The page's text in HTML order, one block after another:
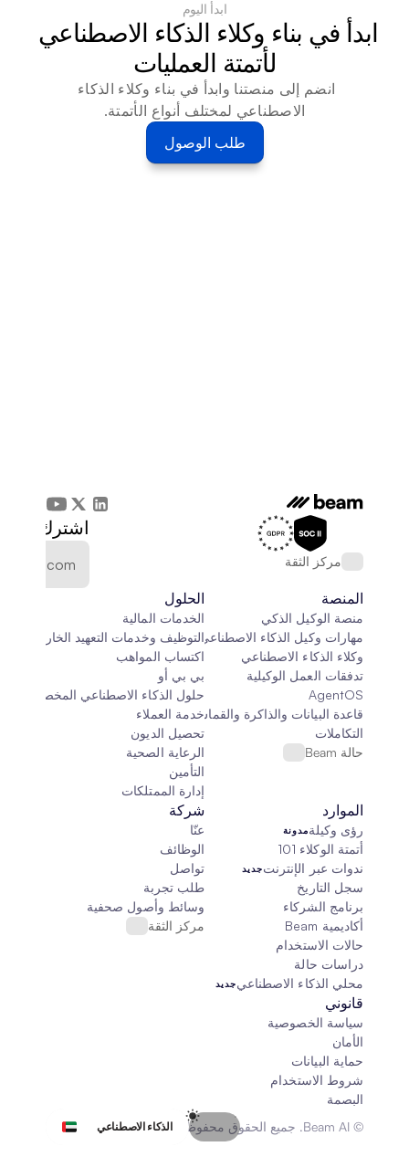
ابدأ اليوم
لأتمتة العمليات
الاصطناعي لمختلف أنواع الأتمتة.
طلب الوصول
مركز الثقة
اشترك في
المنصة
منصة الوكيل الذكي
مهارات وكيل الذكاء الاصطناعي
وكلاء الذكاء الاصطناعي
تدفقات العمل الوكيلية
AgentOS
قاعدة البيانات والذاكرة والقماش
التكاملات
حالة Beam
الحلول
الخدمات المالية
التوظيف وخدمات التعهيد الخارجي
اكتساب المواهب
بي بي أو
حلول الذكاء الاصطناعي المخصصة
خدمة العملاء
تحصيل الديون
الرعاية الصحية
التأمين
إدارة الممتلكات
الموارد
رؤى وكيلةمدونة
أتمتة الوكلاء 101
ندوات عبر الإنترنتجديد
سجل التاريخ
برنامج الشركاء
أكاديمية Beam
حالات الاستخدام
دراسات حالة
محلي الذكاء الاصطناعيجديد
شركة
عنّا
الوظائف
تواصل
طلب تجربة
وسائط وأصول صحفية
مركز الثقة
قانوني
سياسة الخصوصية
الأمان
حماية البيانات
شروط الاستخدام
البصمة
© Beam AI. جميع الحقوق محفوظة 2026
Select Language
الذكاء الاصطناعي